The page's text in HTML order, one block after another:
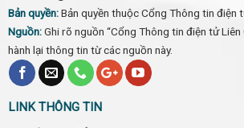
Bản quyền:Bản quyền thuộc Cổng Thông tin điện
Nguồn:Ghi rõ nguồn “Cổng Thông tin điện tử Liên
hành lại thông tin từ các nguồn này.
LINK THÔNG TIN